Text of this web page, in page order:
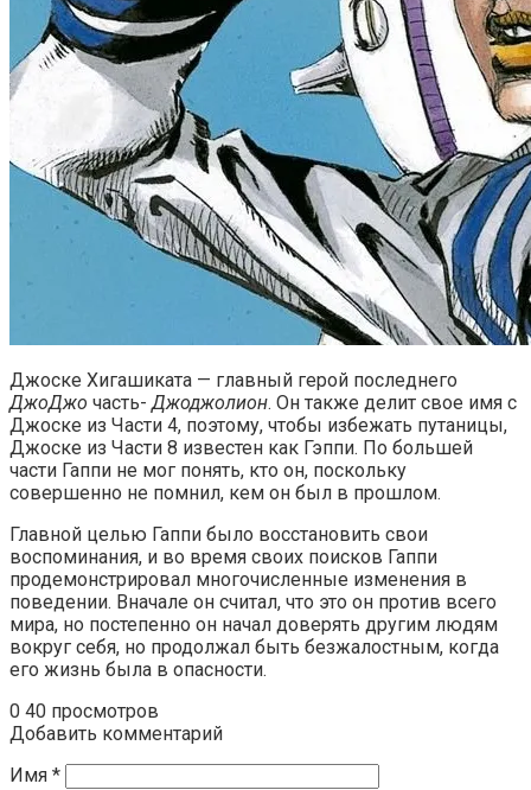
Джоске Хигашиката — главный герой последнего
ДжоДжо часть-Джоджолион. Он также делит свое имя с
Джоске из Части 4, поэтому, чтобы избежать путаницы,
Джоске из Части 8 известен как Гэппи. По большей
части Гаппи не мог понять, кто он, поскольку
совершенно не помнил, кем он был в прошлом.
Главной целью Гаппи было восстановить свои
воспоминания, и во время своих поисков Гаппи
продемонстрировал многочисленные изменения в
поведении. Вначале он считал, что это он против всего
мира, но постепенно он начал доверять другим людям
вокруг себя, но продолжал быть безжалостным, когда
его жизнь была в опасности.
0 40 просмотров
Добавить комментарий
Имя *